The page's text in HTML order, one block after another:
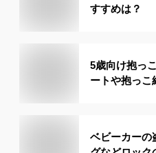
すすめは？
5歳向け抱っ
ートや抱っこ
ベビーカーの